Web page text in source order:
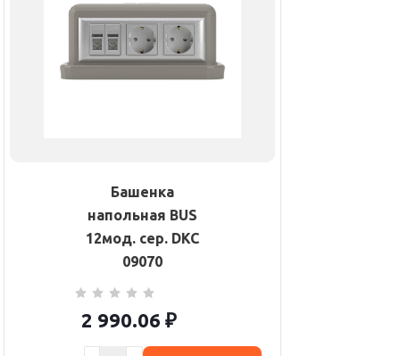
Башенка
напольная BUS
12мод. сер. DKC
09070
2 990.06 ₽